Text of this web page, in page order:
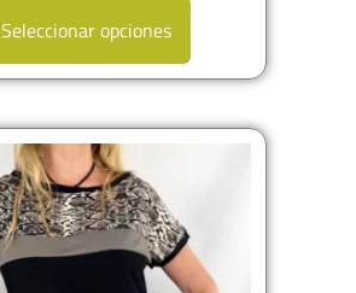
Seleccionar opciones